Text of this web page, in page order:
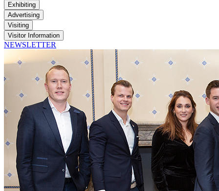
Exhibiting
Advertising
Visiting
Visitor Information
NEWSLETTER